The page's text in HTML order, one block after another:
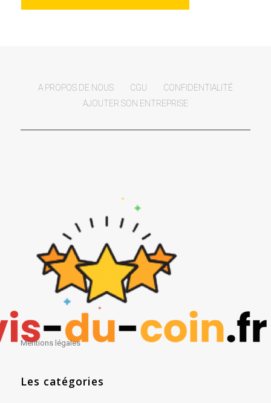
A PROPOS DE NOUS CGU
CONFIDENTIALITÉ
AJOUTER SON ENTREPRISE
Mentions légales
Les catégories